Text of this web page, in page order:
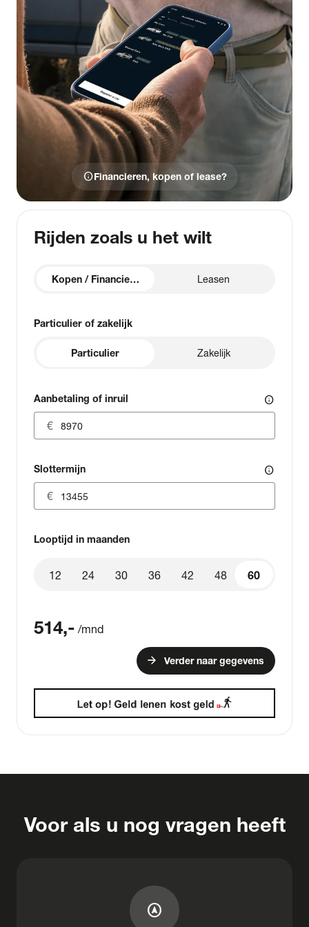
infoFinancieren, kopen of lease?
Rijden zoals u het wilt
Kopen / Financieren Leasen
Particulier of zakelijk
Particulier Zakelijk
Aanbetaling of inruil info
Slottermijn info
Looptijd in maanden
60
12 24 30 36 42 48 60
514,- /mnd
arrow_forward Verder naar gegevens
Voor als u nog vragen heeft
assistant_navigation